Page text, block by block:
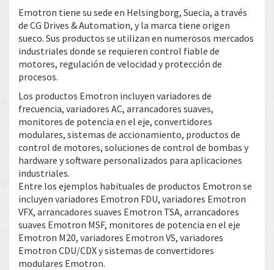
Emotron tiene su sede en Helsingborg, Suecia, a través
de CG Drives & Automation, y la marca tiene origen
sueco. Sus productos se utilizan en numerosos mercados
industriales donde se requieren control fiable de
motores, regulación de velocidad y protección de
procesos.
Los productos Emotron incluyen variadores de
frecuencia, variadores AC, arrancadores suaves,
monitores de potencia en el eje, convertidores
modulares, sistemas de accionamiento, productos de
control de motores, soluciones de control de bombas y
hardware y software personalizados para aplicaciones
industriales.
Entre los ejemplos habituales de productos Emotron se
incluyen variadores Emotron FDU, variadores Emotron
VFX, arrancadores suaves Emotron TSA, arrancadores
suaves Emotron MSF, monitores de potencia en el eje
Emotron M20, variadores Emotron VS, variadores
Emotron CDU/CDX y sistemas de convertidores
modulares Emotron.